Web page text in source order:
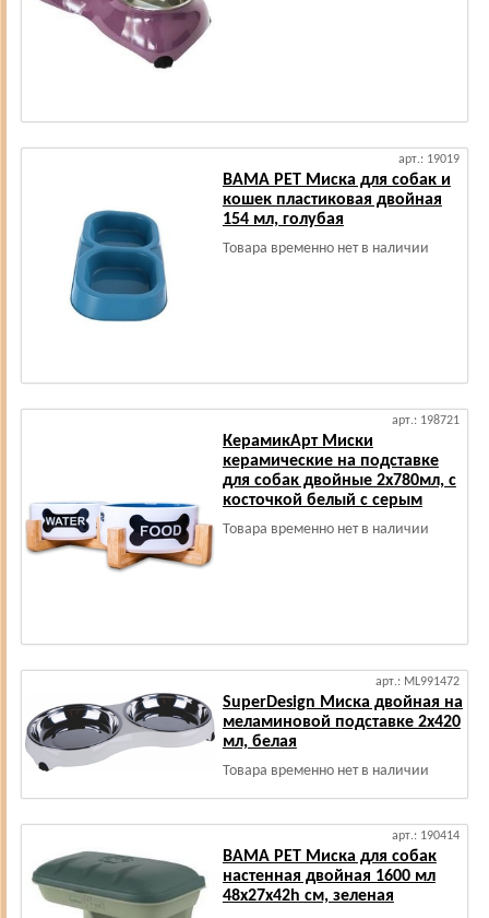
арт.: 19019
BAMA PET Миска для собак и
кошек пластиковая двойная
154 мл, голубая
Товара временно нет в наличии
арт.: 198721
КерамикАрт Миски
керамические на подставке
для собак двойные 2х780мл, с
косточкой белый с серым
Товара временно нет в наличии
арт.: ML991472
SuperDesign Миска двойная на
меламиновой подставке 2х420
мл, белая
Товара временно нет в наличии
арт.: 190414
BAMA PET Миска для собак
настенная двойная 1600 мл
48х27х42h см, зеленая